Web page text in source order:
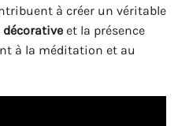
à créer un véritable
décorative et la présence
à la méditation et au